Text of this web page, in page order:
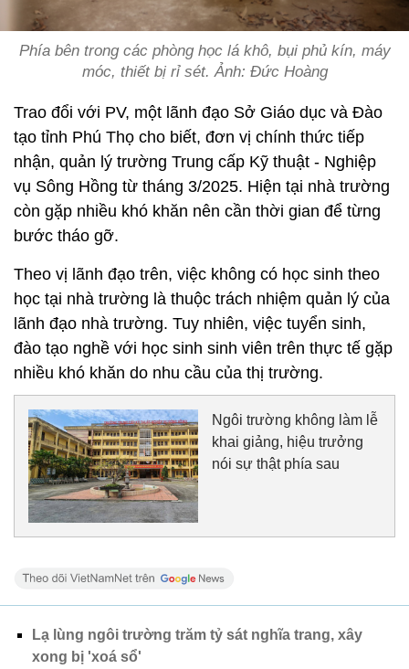
Phía bên trong các phòng học lá khô, bụi phủ kín, máy
móc, thiết bị rỉ sét. Ảnh: Đức Hoàng
Trao đổi với PV, một lãnh đạo Sở Giáo dục và Đào
tạo tỉnh Phú Thọ cho biết, đơn vị chính thức tiếp
nhận, quản lý trường Trung cấp Kỹ thuật - Nghiệp
vụ Sông Hồng từ tháng 3/2025. Hiện tại nhà trường
còn gặp nhiều khó khăn nên cần thời gian để từng
bước tháo gỡ.
Theo vị lãnh đạo trên, việc không có học sinh theo
học tại nhà trường là thuộc trách nhiệm quản lý của
lãnh đạo nhà trường. Tuy nhiên, việc tuyển sinh,
đào tạo nghề với học sinh sinh viên trên thực tế gặp
nhiều khó khăn do nhu cầu của thị trường.
Ngôi trường không làm lễ
khai giảng, hiệu trưởng
nói sự thật phía sau
Lạ lùng ngôi trường trăm tỷ sát nghĩa trang, xây
xong bị 'xoá sổ'